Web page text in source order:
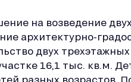
на возведение
архитектурно-
двух
16,1 тыс. кв.м.
разных возрастов.